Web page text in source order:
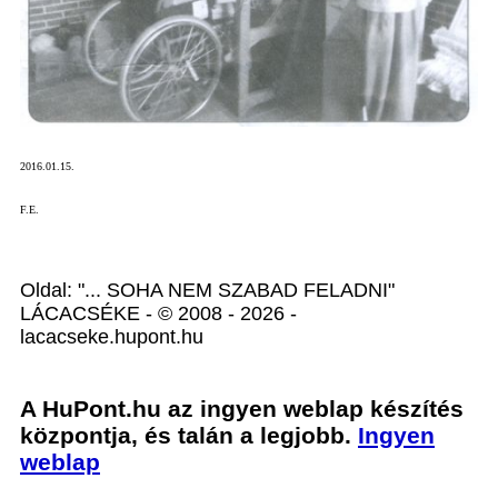
2016.01.15.
F.E.
Oldal: "... SOHA NEM SZABAD FELADNI"
LÁCACSÉKE - © 2008 - 2026 -
lacacseke.hupont.hu
A HuPont.hu az ingyen weblap készítés
központja, és talán a legjobb. Ingyen
weblap